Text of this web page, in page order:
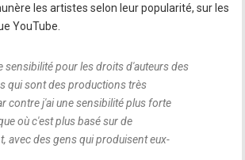
les artistes selon leur popularité, sur les
YouTube.
sensibilité pour les droits d'auteurs des
qui sont des productions très
contre j'ai une sensibilité plus forte
où c'est plus basé sur de
avec des gens qui produisent eux-